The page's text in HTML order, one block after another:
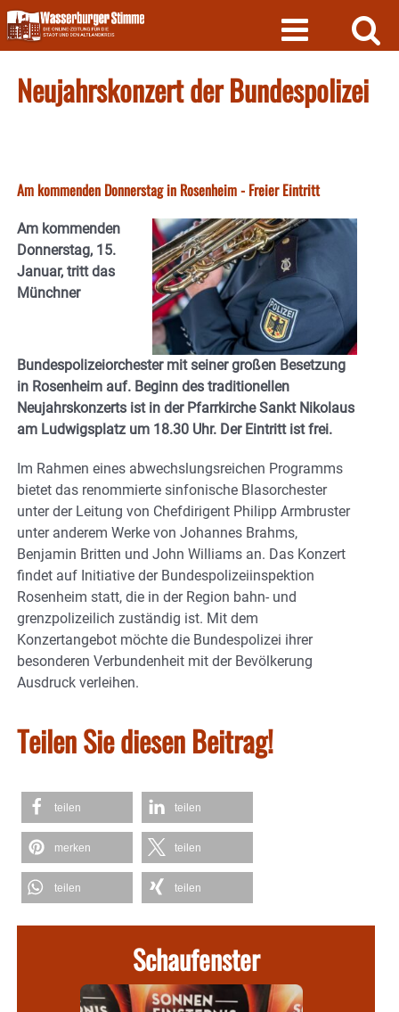
Skip
to
content
Neujahrskonzert der Bundespolizei
Am kommenden Donnerstag in Rosenheim - Freier Eintritt
Am kommenden
Donnerstag, 15.
Januar, tritt das
Münchner
Bundespolizeiorchester mit seiner großen Besetzung
in Rosenheim auf. Beginn des traditionellen
Neujahrskonzerts ist in der Pfarrkirche Sankt Nikolaus
am Ludwigsplatz um 18.30 Uhr. Der Eintritt ist frei.
Im Rahmen eines abwechslungsreichen Programms
bietet das renommierte sinfonische Blasorchester
unter der Leitung von Chefdirigent Philipp Armbruster
unter anderem Werke von Johannes Brahms,
Benjamin Britten und John Williams an. Das Konzert
findet auf Initiative der Bundespolizeiinspektion
Rosenheim statt, die in der Region bahn- und
grenzpolizeilich zuständig ist. Mit dem
Konzertangebot möchte die Bundespolizei ihrer
besonderen Verbundenheit mit der Bevölkerung
Ausdruck verleihen.
Teilen Sie diesen Beitrag!
teilen teilen
merken teilen
teilen teilen
Schaufenster